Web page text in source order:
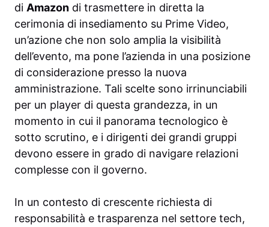
di Amazon di trasmettere in diretta la
cerimonia di insediamento su Prime Video,
un’azione che non solo amplia la visibilità
dell’evento, ma pone l’azienda in una posizione
di considerazione presso la nuova
amministrazione. Tali scelte sono irrinunciabili
per un player di questa grandezza, in un
momento in cui il panorama tecnologico è
sotto scrutino, e i dirigenti dei grandi gruppi
devono essere in grado di navigare relazioni
complesse con il governo.
In un contesto di crescente richiesta di
responsabilità e trasparenza nel settore tech,